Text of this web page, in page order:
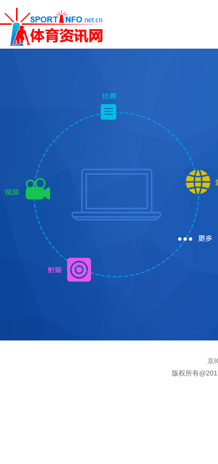
京
版权所有